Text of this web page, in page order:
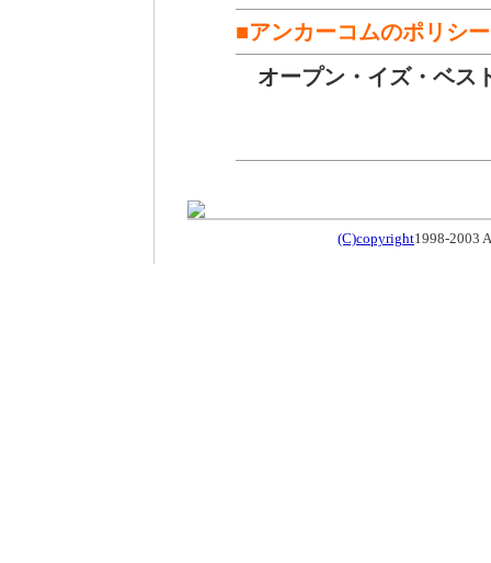
■アンカーコムのポリシー
オープン・イズ・ベス
(C)copyright1998-2003